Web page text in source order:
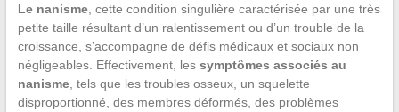
Le nanisme, cette condition singulière caractérisée par une très
petite taille résultant d’un ralentissement ou d’un trouble de la
croissance, s’accompagne de défis médicaux et sociaux non
négligeables. Effectivement, les symptômes associés au
nanisme, tels que les troubles osseux, un squelette
disproportionné, des membres déformés, des problèmes